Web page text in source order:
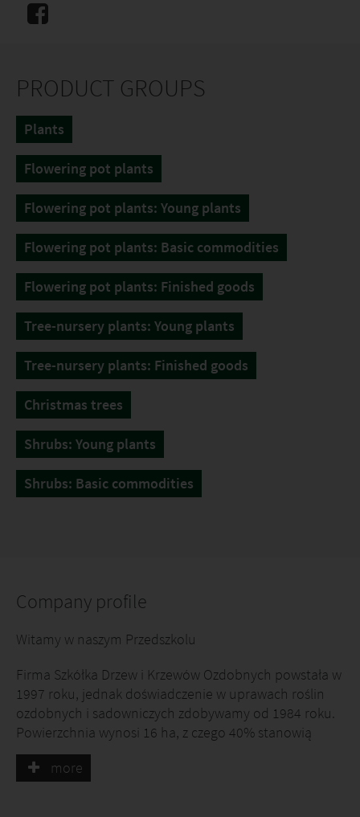
PRODUCT GROUPS
Plants
Flowering pot plants
Flowering pot plants: Young plants
Flowering pot plants: Basic commodities
Flowering pot plants: Finished goods
Tree-nursery plants: Young plants
Tree-nursery plants: Finished goods
Christmas trees
Shrubs: Young plants
Shrubs: Basic commodities
Company profile
Witamy w naszym Przedszkolu
Firma Szkółka Drzew i Krzewów Ozdobnych powstała w
1997 roku, jednak doświadczenie w uprawach roślin
ozdobnych i sadowniczych zdobywamy od 1984 roku.
Powierzchnia wynosi 16 ha, z czego 40% stanowią
grunty w pojemnikach, o łącznej powierzchni 1,2 ha.
Szkółka należy do Związku Szkółkarzy Polskich.
more